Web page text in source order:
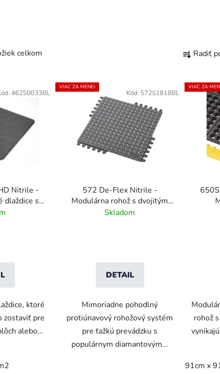
celkom
a
e
n
Radiť
Nitrile -
dlaždice s
ktoré
zostaviť pre
alebo...
462S0033BL
VIAC ZA MENEJ
572 De-Flex Nitrile -
Modulárna rohož s dvojitým
uzamykacím systémom
Skladom
DETAIL
Mimoriadne pohodlný
protiúnavový rohožový systém
pre ťažkú prevádzku s
populárnym diamantovým...
Kód: 572S1818BL
VIAC ZA
rohož
91cm x